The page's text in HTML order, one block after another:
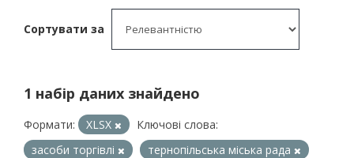
Сортувати за
1 набір даних знайдено
Формати: XLSX
Ключові слова:
засоби торгівлі
тернопільська міська рада